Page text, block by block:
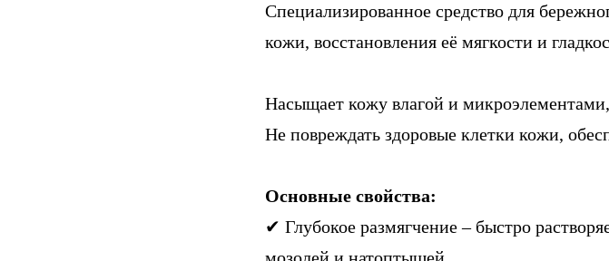
Специализированное средство для
кожи, восстановления её мягкости и
Насыщает кожу влагой и
Не повреждать здоровые клетки кожи,
Основные свойства:
✔ Глубокое размягчение – быстро